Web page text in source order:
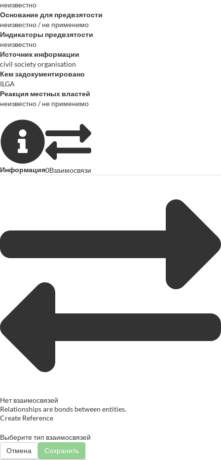
неизвестно
Основание для предвзятости
неизвестно / не применимо
Индикаторы предвзятости
неизвестно
Источник информации
civil society organisation
Кем задокументировано
ILGA
Реакция местных властей
неизвестно / не применимо
Информация0Взаимосвязи
Нет взаимосвязей
Relationships are bonds between entities.
Create Reference
Выберите тип взаимосвязей
Отмена
Сохранить